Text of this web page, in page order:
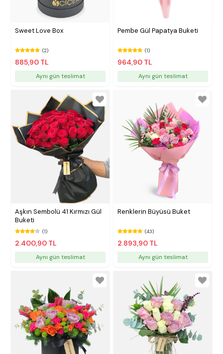
Sweet Love Box
(2)
885,90 TL
Aynı gün teslimat
Pembe Gül Papatya Buketi
(1)
964,90 TL
Aynı gün teslimat
Aşkın Sembolü 41 Kırmızı Gül
Buketi
(1)
2.400,90 TL
Aynı gün teslimat
Renklerin Büyüsü Buket
(43)
2.893,90 TL
Aynı gün teslimat